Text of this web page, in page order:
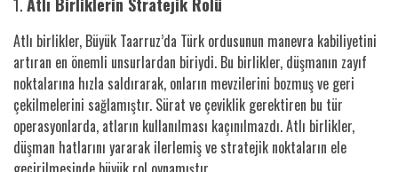
Atlı birlikler, Büyük Taarruz’da Türk ordusunun manevra kabiliyetini
artıran en önemli unsurlardan biriydi. Bu birlikler, düşmanın zayıf
noktalarına hızla saldırarak, onların mevzilerini bozmuş ve geri
çekilmelerini sağlamıştır. Sürat ve çeviklik gerektiren bu tür
operasyonlarda, atların kullanılması kaçınılmazdı. Atlı birlikler,
düşman hatlarını yararak ilerlemiş ve stratejik noktaların ele